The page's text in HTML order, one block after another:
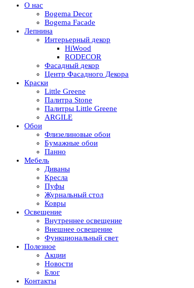
О нас
Bogema Decor
Bogema Facade
Лепнина
Интерьерный декор
HiWood
RODECOR
Фасадный декор
Центр Фасадного Декора
Краски
Little Greene
Палитра Stone
Палитры Little Greene
ARGILE
Обои
Флизелиновые обои
Бумажные обои
Панно
Мебель
Диваны
Кресла
Пуфы
Журнальный стол
Ковры
Освещение
Внутреннее освещение
Внешнее освещение
Функциональный свет
Полезное
Акции
Новости
Блог
Контакты